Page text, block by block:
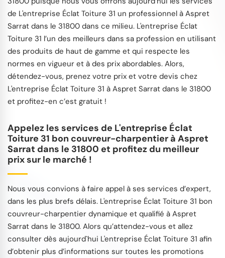
de L'entreprise Éclat Toiture 31 un professionnel à Aspret
Sarrat dans le 31800 dans ce milieu. L'entreprise Éclat
Toiture 31 l’un des meilleurs dans sa profession en utilisant
des produits de haut de gamme et qui respecte les
normes en vigueur et à des prix abordables. Alors,
détendez-vous, prenez votre prix et votre devis chez
L'entreprise Éclat Toiture 31 à Aspret Sarrat dans le 31800
et profitez-en c’est gratuit !
Appelez les services de L'entreprise Éclat
Toiture 31 bon couvreur-charpentier à Aspret
Sarrat dans le 31800 et profitez du meilleur
prix sur le marché !
Nous vous convions à faire appel à ses services d’expert,
dans les plus brefs délais. L'entreprise Éclat Toiture 31 bon
couvreur-charpentier dynamique et qualifié à Aspret
Sarrat dans le 31800. Alors qu’attendez-vous et allez
consulter dès aujourd`hui L'entreprise Éclat Toiture 31 afin
d’obtenir plus d’informations sur toutes les promotions